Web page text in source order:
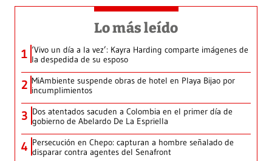
Lo más leído
1 ‘Vivo un día a la vez’: Kayra Harding comparte imágenes de
la despedida de su esposo
2 MiAmbiente suspende obras de hotel en Playa Bijao por
incumplimientos
3 Dos atentados sacuden a Colombia en el primer día de
gobierno de Abelardo De La Espriella
4 Persecución en Chepo: capturan a hombre señalado de
disparar contra agentes del Senafront